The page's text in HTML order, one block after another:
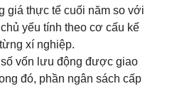
giá thực tế cuối năm so với
yếu tính theo cơ cấu kế
xí nghiệp.
vốn lưu động được giao
đó, phần ngân sách cấp